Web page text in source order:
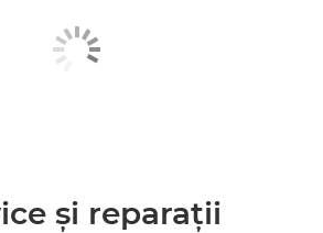
şi reparaţii